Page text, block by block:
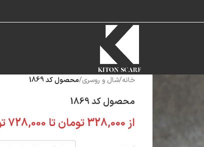
خانه/شال و روسری/محصول کد 1869
محصول کد 1869
از328,000تومانتا 728,000